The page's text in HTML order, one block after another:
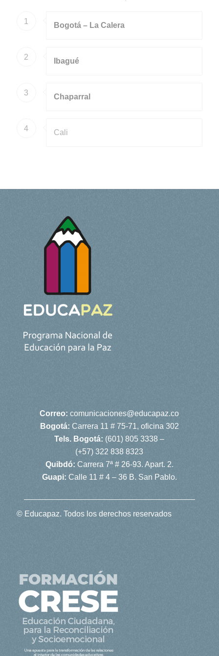
1 Bogotá – La Calera
2 Ibagué
3 Chaparral
4 Cali
Correo: comunicaciones@educapaz.co
Bogotá: Carrera 11 # 75-71, oficina 302
Tels. Bogotá: (601) 805 3338 –
(+57) 322 838 8323
Quibdó: Carrera 7ª # 26-93. Apart. 2.
Guapi: Calle 11 # 4 – 36 B. San Pablo.
© Educapaz. Todos los derechos reservados